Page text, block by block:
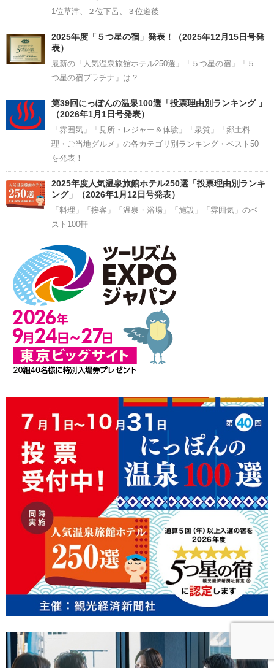
1位草津、２位下呂、３位道後
2025年度「５つ星の宿」発表！（2025年12月15日号発
表）
最新の「人気温泉旅館ホテル250選」「５つ星の宿」「５
つ星の宿プラチナ」は？
第39回にっぽんの温泉100選「投票理由別ランキング 」
（2026年1月1日号発表）
「雰囲気」「見所・レジャー＆体験」「泉質」「郷土料
理・ご当地グルメ」の各カテゴリ別ランキング・ベスト50
を発表！
2025年度人気温泉旅館ホテル250選「投票理由別ランキ
ング」（2026年1月12日号発表）
「料理」「接客」「温泉・浴場」「施設」「雰囲気」のベ
スト100軒